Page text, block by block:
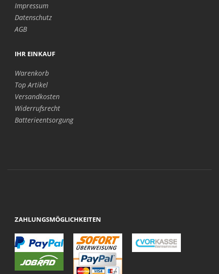
Impressum
Datenschutz
AGB
IHR EINKAUF
Warenkorb
Top Artikel
Versandkosten
Widerrufsrecht
Batterieentsorgung
ZAHLUNGSMÖGLICHKEITEN